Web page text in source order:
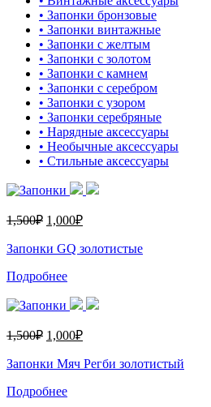
• Запонки бронзовые
• Запонки винтажные
• Запонки с желтым
• Запонки с золотом
• Запонки с камнем
• Запонки с серебром
• Запонки с узором
• Запонки серебряные
• Нарядные аксессуары
• Необычные аксессуары
• Стильные аксессуары
1,500₽ 1,000₽
Запонки GQ золотистые
Подробнее
1,500₽ 1,000₽
Запонки Мяч Регби золотистый
Подробнее